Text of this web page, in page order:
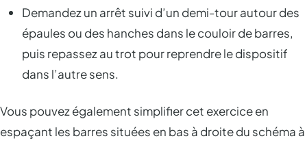
Demandez un arrêt suivi d’un demi-tour autour des
épaules ou des hanches dans le couloir de barres,
puis repassez au trot pour reprendre le dispositif
dans l’autre sens.
Vous pouvez également simplifier cet exercice en
espaçant les barres situées en bas à droite du schéma à